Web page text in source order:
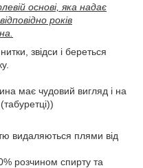
основі, яка надає
років
звідси і береться
має чудовий вигляд і на
видаляються плями від
розчином спирту та